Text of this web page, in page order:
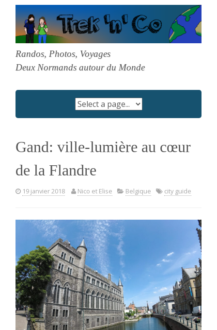
content
Randos, Photos, Voyages
Deux Normands autour du Monde
Gand: ville-lumière au cœur
de la Flandre
19 janvier 2018 Nico et Elise Belgique city guide